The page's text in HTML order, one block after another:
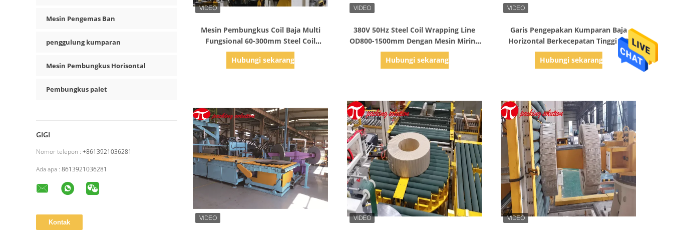
Mesin Pengemas Ban
penggulung kumparan
Mesin Pembungkus Horisontal
Pembungkus palet
GIGI
Nomor telepon : +8613921036281
Ada apa : 8613921036281
Mesin Pembungkus Coil Baja Multi
Fungsional 60-300mm Steel Coil
Packing Equipment
Hubungi sekarang
380V 50Hz Steel Coil Wrapping Line
OD800-1500mm Dengan Mesin Miring
Pintu Putar
Hubungi sekarang
Garis Pengepakan Kumparan Baja
Horizontal Berkecepatan Tinggi OD
800-1500mm
Hubungi sekarang